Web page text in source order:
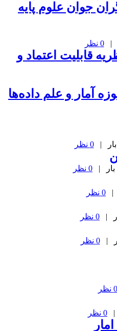
جوان علوم پایه
0 نظر
قابلیت اعتماد و
آمار و علم داده‌ها
0 نظر
0 نظر
0 نظر
0 نظر
0 نظر
0 نظر
0 نظر